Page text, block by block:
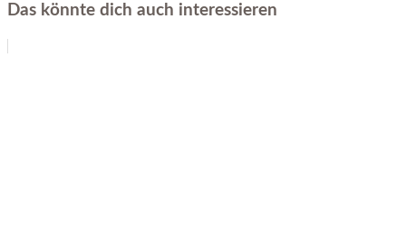
Das könnte dich auch interessieren